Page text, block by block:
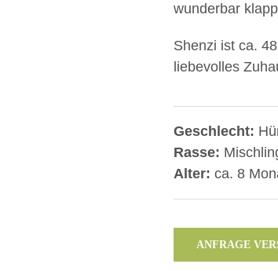
wunderbar
Shenzi ist ca.
liebevolles
Geschlecht:
Rasse:
Alter: ca. 8
ANFRAGE